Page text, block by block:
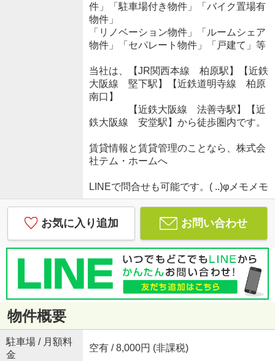
件」「駐車場付き物件」「バイク置場有
物件」
「リノベーション物件」「ルームシェア
物件」「セパレート物件」「戸建て」等
当社は、【JR関西本線 柏原駅】【近鉄
大阪線 堅下駅】【近鉄道明寺線 柏原
南口】
【近鉄大阪線 法善寺駅】【近
鉄大阪線 安堂駅】から徒歩圏内です。
賃貸情報と賃貸管理のことなら、株式会
社テム・ホームへ
LINEで問合せも可能です。( ..)φメモメモ
お気に入り追加 お問い合わせ
物件概要
駐車場 / 月額料
金
空有 / 8,000円 (非課税)